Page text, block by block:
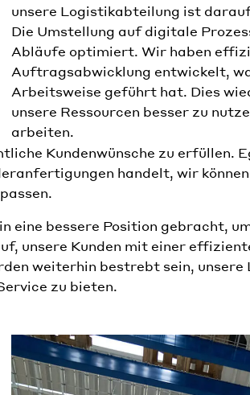
unsere Logistikabteilung ist
Die Umstellung auf digitale
Abläufe optimiert. Wir haben
Auftragsabwicklung entwickelt,
Arbeitsweise geführt hat. Dies
unsere Ressourcen besser zu
arbeiten.
Kundenwünsche zu erfüllen.
handelt, wir
eine bessere Position gebracht,
unsere Kunden mit einer
weiterhin bestrebt sein,
zu bieten.